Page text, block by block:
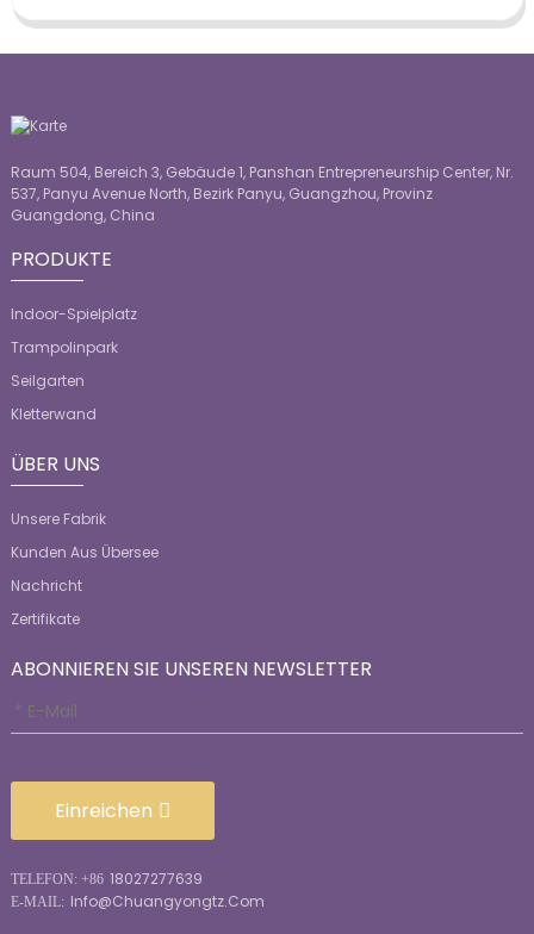
Raum 504, Bereich 3, Gebäude 1, Panshan Entrepreneurship Center, Nr.
537, Panyu Avenue North, Bezirk Panyu, Guangzhou, Provinz
Guangdong, China
PRODUKTE
Indoor-Spielplatz
Trampolinpark
Seilgarten
Kletterwand
ÜBER UNS
Unsere Fabrik
Kunden Aus Übersee
Nachricht
Zertifikate
ABONNIEREN SIE UNSEREN NEWSLETTER
Einreichen
TELEFON: +86 18027277639
E-MAIL: Info@chuangyongtz.com